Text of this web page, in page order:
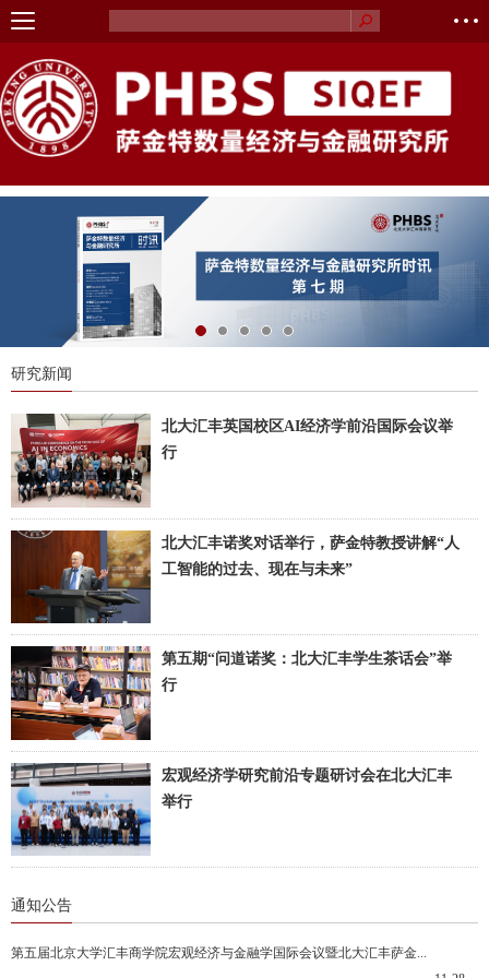
研究新闻
北大汇丰英国校区AI经济学前沿国际会议举
行
区AI经济学前沿国际会议（PHBS UK
Conference on Frontiers of AI in Economics）
举行。
北大汇丰诺奖对话举行，萨金特教授讲解“人
工智能的过去、现在与未来”
动举行。
第五期“问道诺奖：北大汇丰学生茶话会”举
行
茶话会”活动在北京大学汇丰商学院举行。
宏观经济学研究前沿专题研讨会在北大汇丰
举行
经济与金融研究所主办的宏观经济学研究前
通知公告
第五届北京大学汇丰商学院宏观经济与金融学国际会议暨北大汇丰萨金...